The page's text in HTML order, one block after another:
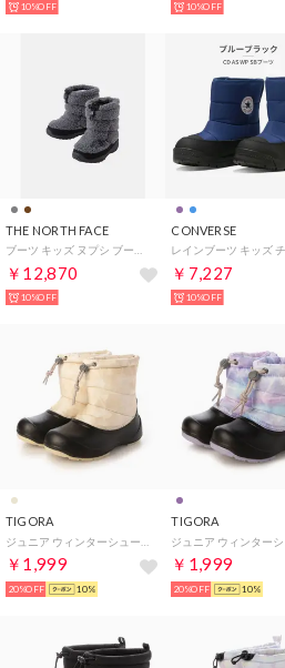
10%OFF 10%OFF
THE NORTH FACE
￥12,870
10%OFF
CONVERSE
￥7,227
10%OFF
TIGORA
￥1,999
20%OFF 10%
TIGORA
￥1,999
20%OFF 10%